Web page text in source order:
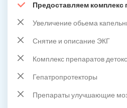
Предоставляем комплекс
Увеличение обьема
Снятие и описание ЭКГ
Комплекс препаратов
Гепатропротекторы
Препараты улучшающие